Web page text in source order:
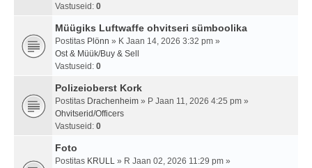
Vastuseid: 0
Müügiks Luftwaffe ohvitseri sümboolika
Postitas Plönn » K Jaan 14, 2026 3:32 pm »
Ost & Müük/Buy & Sell
Vastuseid: 0
Polizeioberst Kork
Postitas Drachenheim » P Jaan 11, 2026 4:25 pm »
Ohvitserid/Officers
Vastuseid: 0
Foto
Postitas KRULL » R Jaan 02, 2026 11:29 pm »